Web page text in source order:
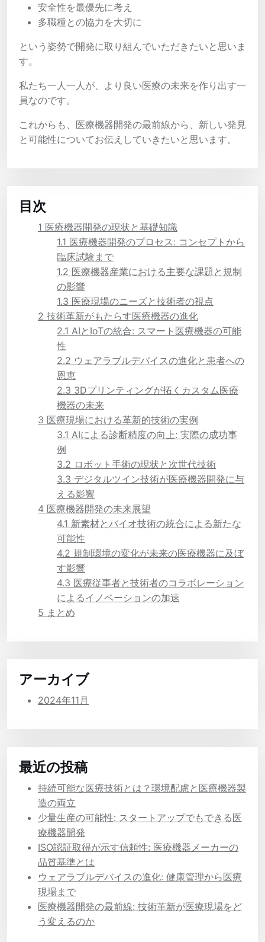
安全性を最優先に考え
多職種との協力を大切に
という姿勢で開発に取り組んでいただきたいと思いま
す。
私たち一人一人が、より良い医療の未来を作り出す一
員なのです。
これからも、医療機器開発の最前線から、新しい発見
と可能性についてお伝えしていきたいと思います。
目次
1 医療機器開発の現状と基礎知識
1.1 医療機器開発のプロセス: コンセプトから
臨床試験まで
1.2 医療機器産業における主要な課題と規制
の影響
1.3 医療現場のニーズと技術者の視点
2 技術革新がもたらす医療機器の進化
2.1 AIとIoTの統合: スマート医療機器の可能
性
2.2 ウェアラブルデバイスの進化と患者への
恩恵
2.3 3Dプリンティングが拓くカスタム医療
機器の未来
3 医療現場における革新的技術の実例
3.1 AIによる診断精度の向上: 実際の成功事
例
3.2 ロボット手術の現状と次世代技術
3.3 デジタルツイン技術が医療機器開発に与
える影響
4 医療機器開発の未来展望
4.1 新素材とバイオ技術の統合による新たな
可能性
4.2 規制環境の変化が未来の医療機器に及ぼ
す影響
4.3 医療従事者と技術者のコラボレーション
によるイノベーションの加速
5 まとめ
アーカイブ
2024年11月
最近の投稿
持続可能な医療技術とは？環境配慮と医療機器製
造の両立
少量生産の可能性: スタートアップでもできる医
療機器開発
ISO認証取得が示す信頼性: 医療機器メーカーの
品質基準とは
ウェアラブルデバイスの進化: 健康管理から医療
現場まで
医療機器開発の最前線: 技術革新が医療現場をど
う変えるのか